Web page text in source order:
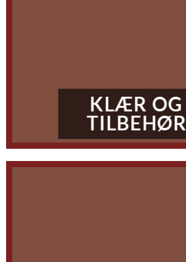
KLÆR OG
TILBEHØR